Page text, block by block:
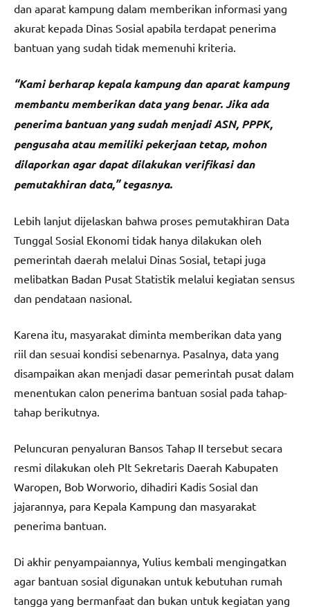
dan aparat kampung dalam memberikan informasi yang
akurat kepada Dinas Sosial apabila terdapat penerima
bantuan yang sudah tidak memenuhi kriteria.
“Kami berharap kepala kampung dan aparat kampung
membantu memberikan data yang benar. Jika ada
penerima bantuan yang sudah menjadi ASN, PPPK,
pengusaha atau memiliki pekerjaan tetap, mohon
dilaporkan agar dapat dilakukan verifikasi dan
pemutakhiran data,” tegasnya.
Lebih lanjut dijelaskan bahwa proses pemutakhiran Data
Tunggal Sosial Ekonomi tidak hanya dilakukan oleh
pemerintah daerah melalui Dinas Sosial, tetapi juga
melibatkan Badan Pusat Statistik melalui kegiatan sensus
dan pendataan nasional.
Karena itu, masyarakat diminta memberikan data yang
riil dan sesuai kondisi sebenarnya. Pasalnya, data yang
disampaikan akan menjadi dasar pemerintah pusat dalam
menentukan calon penerima bantuan sosial pada tahap-
tahap berikutnya.
Peluncuran penyaluran Bansos Tahap II tersebut secara
resmi dilakukan oleh Plt Sekretaris Daerah Kabupaten
Waropen, Bob Worworio, dihadiri Kadis Sosial dan
jajarannya, para Kepala Kampung dan masyarakat
penerima bantuan.
Di akhir penyampaiannya, Yulius kembali mengingatkan
agar bantuan sosial digunakan untuk kebutuhan rumah
tangga yang bermanfaat dan bukan untuk kegiatan yang